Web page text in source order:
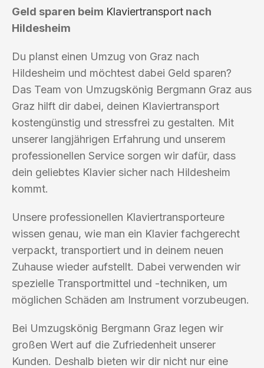
Geld sparen beim Klaviertransport nach
Hildesheim
Du planst einen Umzug von Graz nach
Hildesheim und möchtest dabei Geld sparen?
Das Team von Umzugskönig Bergmann Graz aus
Graz hilft dir dabei, deinen Klaviertransport
kostengünstig und stressfrei zu gestalten. Mit
unserer langjährigen Erfahrung und unserem
professionellen Service sorgen wir dafür, dass
dein geliebtes Klavier sicher nach Hildesheim
kommt.
Unsere professionellen Klaviertransporteure
wissen genau, wie man ein Klavier fachgerecht
verpackt, transportiert und in deinem neuen
Zuhause wieder aufstellt. Dabei verwenden wir
spezielle Transportmittel und -techniken, um
möglichen Schäden am Instrument vorzubeugen.
Bei Umzugskönig Bergmann Graz legen wir
großen Wert auf die Zufriedenheit unserer
Kunden. Deshalb bieten wir dir nicht nur eine